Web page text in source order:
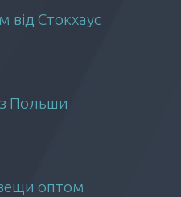
Стокхаус
Польши
оптом